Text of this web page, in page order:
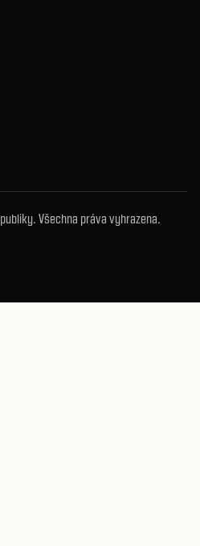
Všechna práva vyhrazena.